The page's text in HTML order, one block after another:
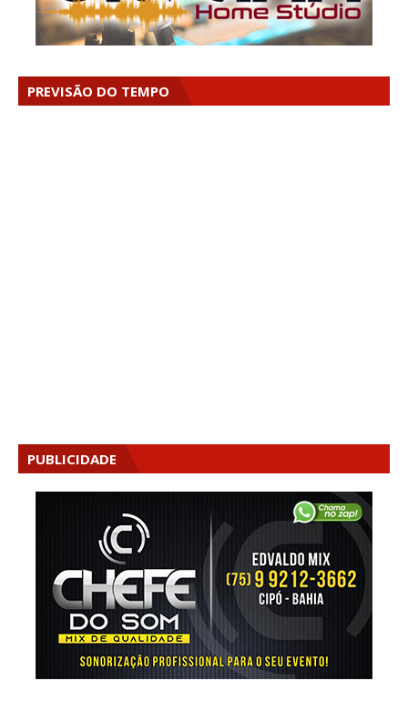
PREVISÃO DO TEMPO
PUBLICIDADE